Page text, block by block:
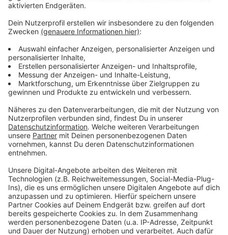
Anzeige
Anzeige
So haben wir heute Morgen berichtet
Info der Stadt: So kommt man an eine Taxi-Lizenz
So informiert Uber über sein Geschäftsmodell
Anzeige
Anzeige